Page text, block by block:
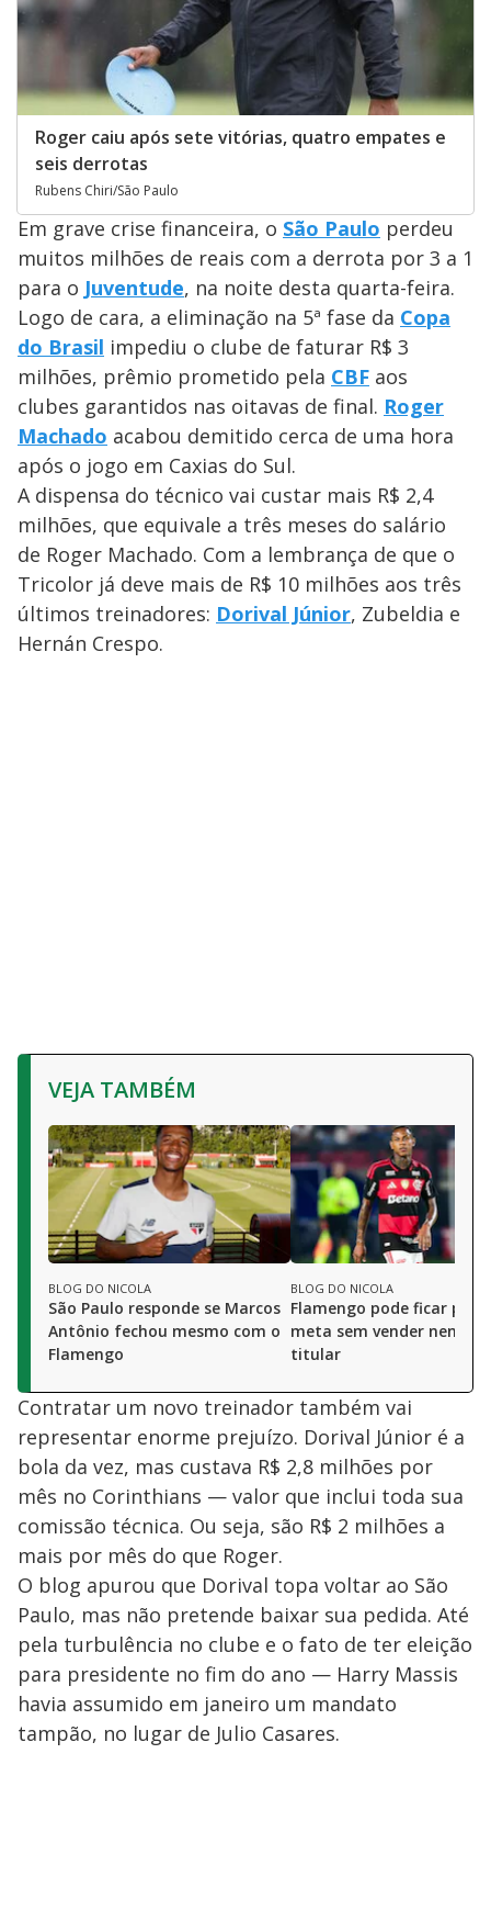
Roger caiu após sete vitórias, quatro empates e
seis derrotas
Rubens Chiri/São Paulo
Em grave crise financeira, o São Paulo perdeu
muitos milhões de reais com a derrota por 3 a 1
para o Juventude, na noite desta quarta-feira.
Logo de cara, a eliminação na 5ª fase da Copa
do Brasil impediu o clube de faturar R$ 3
milhões, prêmio prometido pela CBF aos
clubes garantidos nas oitavas de final. Roger
Machado acabou demitido cerca de uma hora
após o jogo em Caxias do Sul.
A dispensa do técnico vai custar mais R$ 2,4
milhões, que equivale a três meses do salário
de Roger Machado. Com a lembrança de que o
Tricolor já deve mais de R$ 10 milhões aos três
últimos treinadores: Dorival Júnior, Zubeldia e
Hernán Crespo.
VEJA TAMBÉM
BLOG DO NICOLA
São Paulo responde se Marcos
Antônio fechou mesmo com o
Flamengo
BLOG DO NICOLA
Flamengo pode ficar
meta sem vender nenhum
titular
Contratar um novo treinador também vai
representar enorme prejuízo. Dorival Júnior é a
bola da vez, mas custava R$ 2,8 milhões por
mês no Corinthians — valor que inclui toda sua
comissão técnica. Ou seja, são R$ 2 milhões a
mais por mês do que Roger.
O blog apurou que Dorival topa voltar ao São
Paulo, mas não pretende baixar sua pedida. Até
pela turbulência no clube e o fato de ter eleição
para presidente no fim do ano — Harry Massis
havia assumido em janeiro um mandato
tampão, no lugar de Julio Casares.